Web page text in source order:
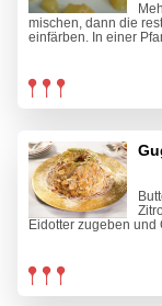
mischen, dann die
einfärben. In einer
Eidotter zugeben und